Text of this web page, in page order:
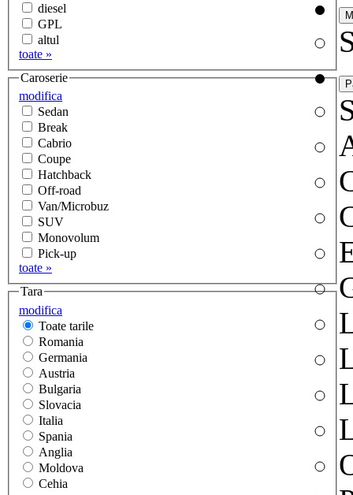
diesel
GPL
altul
toate »
modifica
Caroserie
Sedan
Break
Cabrio
Coupe
Hatchback
Off-road
Van/Microbuz
SUV
Monovolum
Pick-up
toate »
modifica
Tara
Toate tarile
Romania
Germania
Austria
Bulgaria
Slovacia
Italia
Spania
Anglia
Moldova
Cehia